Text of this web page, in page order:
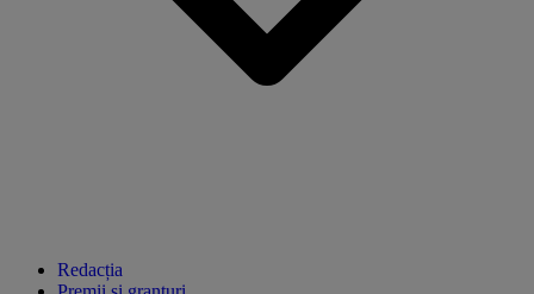
Redacția